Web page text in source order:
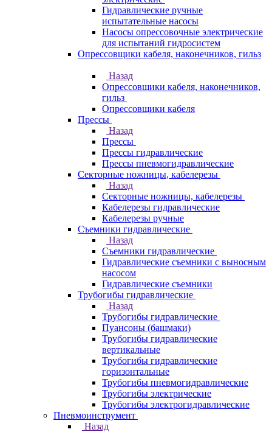
Гидравлические ручные
испытательные насосы
Насосы опрессовочные электрические
для испытаний гидросистем
Опрессовщики кабеля, наконечников, гильз
Назад
Опрессовщики кабеля, наконечников,
гильз
Опрессовщики кабеля
Прессы
Назад
Прессы
Прессы гидравлические
Прессы пневмогидравлические
Секторные ножницы, кабелерезы
Назад
Секторные ножницы, кабелерезы
Кабелерезы гидравлические
Кабелерезы ручные
Съемники гидравлические
Назад
Съемники гидравлические
Гидравлические cъемники с выносным
насосом
Гидравлические съемники
Трубогибы гидравлические
Назад
Трубогибы гидравлические
Пуансоны (башмаки)
Трубогибы гидравлические
вертикальные
Трубогибы гидравлические
горизонтальные
Трубогибы пневмогидравлические
Трубогибы электрические
Трубогибы электрогидравлические
Пневмоинструмент
Назад